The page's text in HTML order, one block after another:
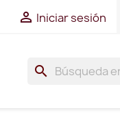
 Iniciar sesión
search